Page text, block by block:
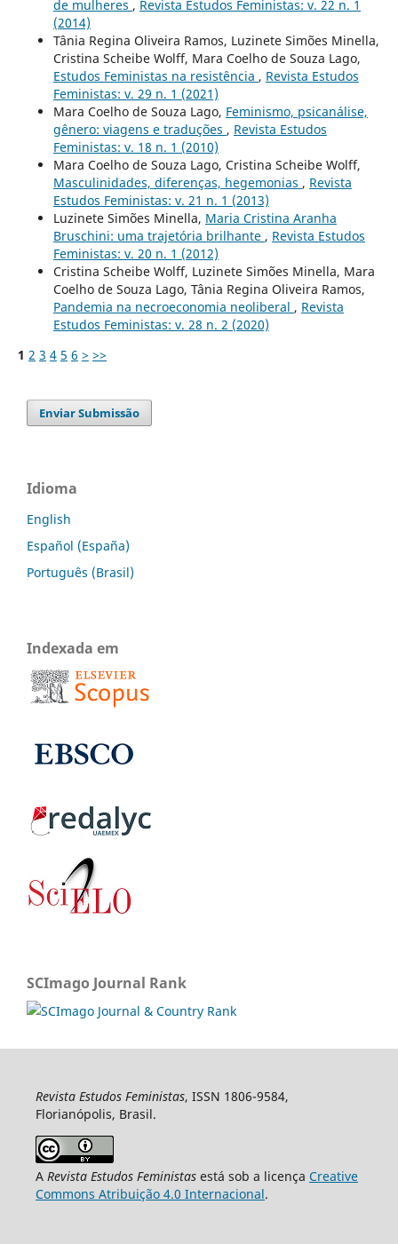
de mulheres , Revista Estudos Feministas: v. 22 n. 1
(2014)
Tânia Regina Oliveira Ramos, Luzinete Simões Minella,
Cristina Scheibe Wolff, Mara Coelho de Souza Lago,
Estudos Feministas na resistência , Revista Estudos
Feministas: v. 29 n. 1 (2021)
Mara Coelho de Souza Lago, Feminismo, psicanálise,
gênero: viagens e traduções , Revista Estudos
Feministas: v. 18 n. 1 (2010)
Mara Coelho de Souza Lago, Cristina Scheibe Wolff,
Masculinidades, diferenças, hegemonias , Revista
Estudos Feministas: v. 21 n. 1 (2013)
Luzinete Simões Minella, Maria Cristina Aranha
Bruschini: uma trajetória brilhante , Revista Estudos
Feministas: v. 20 n. 1 (2012)
Cristina Scheibe Wolff, Luzinete Simões Minella, Mara
Coelho de Souza Lago, Tânia Regina Oliveira Ramos,
Pandemia na necroeconomia neoliberal , Revista
Estudos Feministas: v. 28 n. 2 (2020)
1 2 3 4 5 6 > >>
Enviar Submissão
Idioma
English
Español (España)
Português (Brasil)
Indexada em
SCImago Journal Rank
Revista Estudos Feministas, ISSN 1806-9584,
Florianópolis, Brasil.
A Revista Estudos Feministasestá sob a licença Creative
Commons Atribuição 4.0 Internacional.